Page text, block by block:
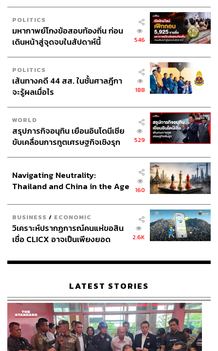
POLITICS
มหากาพย์โกงข้อสอบท้องถิ่น ก่อน
เดินหน้าสู่จุดจบในสัปดาห์นี้
546
POLITICS
เส้นทางคดี 44 สส. ในชั้นศาลฎีกา
จะรู้ผลเมื่อไร
188
WORLD
สรุปภารกิจอนุทิน เยือนอินโดนีเซีย
ขับเคลื่อนการทูตเศรษฐกิจเชิงรุก
529
Navigating Neutrality:
Thailand and China in the Age
160
BUSINESS / ECONOMIC
วิเคราะห์ปรากฏการณ์คนแห่ขอสิน
เชื่อ CLICX อาจเป็นเพียงยอด
เรือนไทยที่ถูกซุกไว้
2.6K
LATEST STORIES